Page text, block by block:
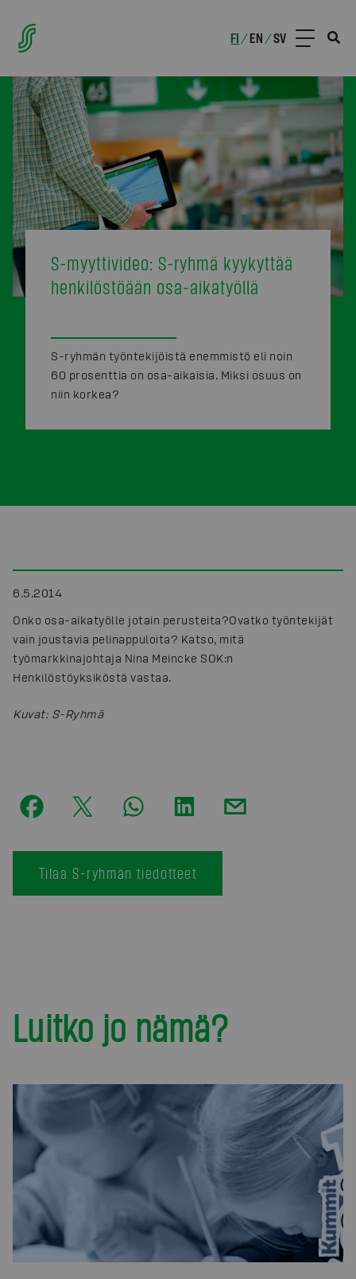
FI /EN /SV
S-myyttivideo: S-ryhmä kyykyttää
henkilöstöään osa-aikatyöllä
S-ryhmän työntekijöistä enemmistö eli noin
60 prosenttia on osa-aikaisia. Miksi osuus on
niin korkea?
6.5.2014
Onko osa-aikatyölle jotain perusteita?Ovatko työntekijät
vain joustavia pelinappuloita? Katso, mitä
työmarkkinajohtaja Nina Meincke SOK:n
Henkilöstöyksiköstä vastaa.
Kuvat: S-Ryhmä
Tilaa S-ryhmän tiedotteet
Luitko jo nämä?